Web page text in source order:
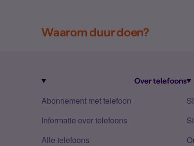
Waarom duur doen?
Over telefoons
Abonnement met telefoon
Informatie over telefoons
Alle telefoons